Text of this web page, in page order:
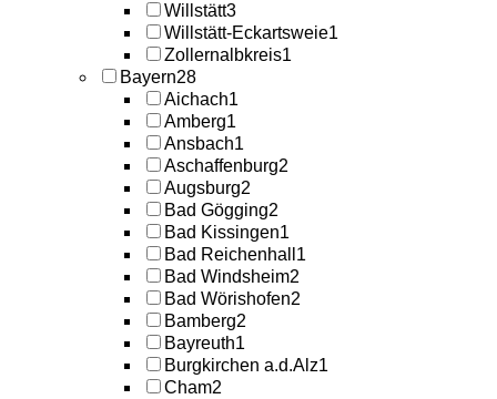
Willstätt3
Willstätt-Eckartsweie1
Zollernalbkreis1
Bayern28
Aichach1
Amberg1
Ansbach1
Aschaffenburg2
Augsburg2
Bad Gögging2
Bad Kissingen1
Bad Reichenhall 1
Bad Windsheim2
Bad Wörishofen2
Bamberg2
Bayreuth1
Burgkirchen a.d.Alz1
Cham2